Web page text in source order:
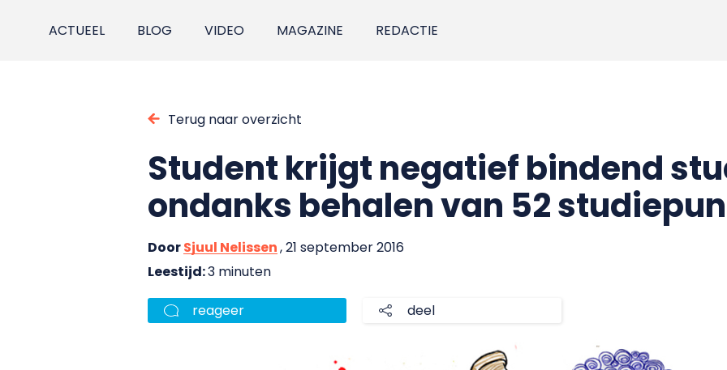
ACTUEEL BLOG VIDEO MAGAZINE REDACTIE
Terug naar overzicht
Student krijgt negatief bindend
ondanks behalen van 52
DoorSjuul Nelissen, 21 september 2016
Leestijd:3 minuten
reageer deel